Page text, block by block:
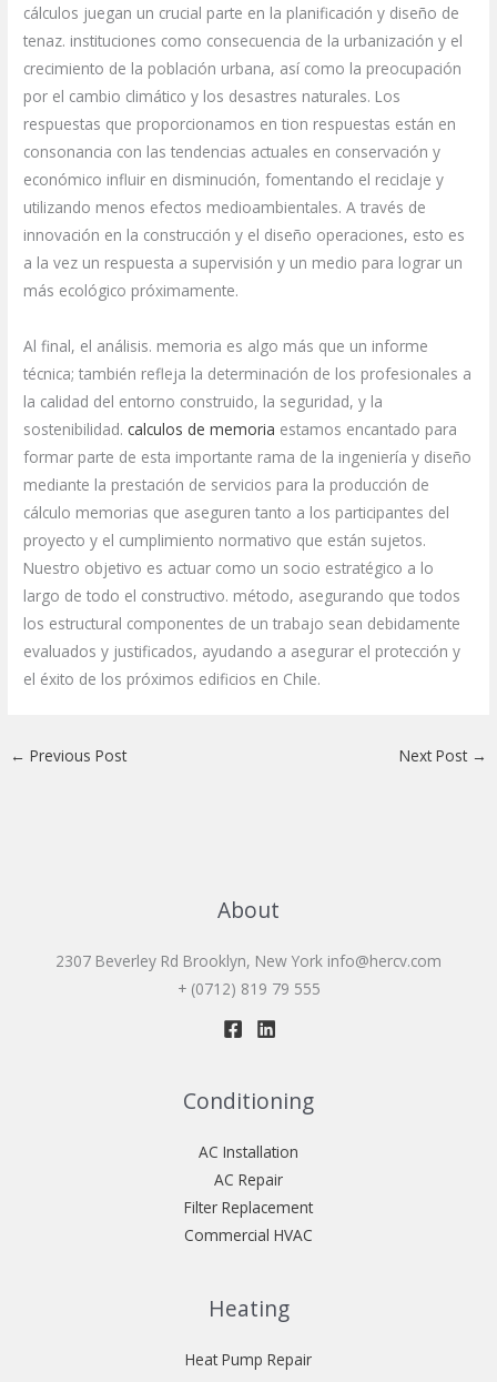
cálculos juegan un crucial parte en la planificación y diseño de
tenaz. instituciones como consecuencia de la urbanización y el
crecimiento de la población urbana, así como la preocupación
por el cambio climático y los desastres naturales. Los
respuestas que proporcionamos en tion respuestas están en
consonancia con las tendencias actuales en conservación y
económico influir en disminución, fomentando el reciclaje y
utilizando menos efectos medioambientales. A través de
innovación en la construcción y el diseño operaciones, esto es
a la vez un respuesta a supervisión y un medio para lograr un
más ecológico próximamente.
Al final, el análisis. memoria es algo más que un informe
técnica; también refleja la determinación de los profesionales a
la calidad del entorno construido, la seguridad, y la
sostenibilidad. calculos de memoria estamos encantado para
formar parte de esta importante rama de la ingeniería y diseño
mediante la prestación de servicios para la producción de
cálculo memorias que aseguren tanto a los participantes del
proyecto y el cumplimiento normativo que están sujetos.
Nuestro objetivo es actuar como un socio estratégico a lo
largo de todo el constructivo. método, asegurando que todos
los estructural componentes de un trabajo sean debidamente
evaluados y justificados, ayudando a asegurar el protección y
el éxito de los próximos edificios en Chile.
← Previous Post Next Post →
About
2307 Beverley Rd Brooklyn, New York info@hercv.com
+ (0712) 819 79 555
Conditioning
AC Installation
AC Repair
Filter Replacement
Commercial HVAC
Heating
Heat Pump Repair